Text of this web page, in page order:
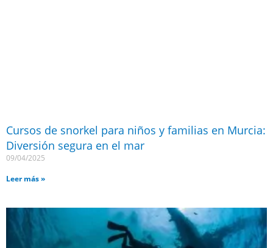
Cursos de snorkel para niños y familias en Murcia:
Diversión segura en el mar
09/04/2025
Leer más »